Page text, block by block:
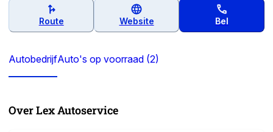
Route Website Bel
AutobedrijfAuto's op voorraad (2)
Over Lex Autoservice